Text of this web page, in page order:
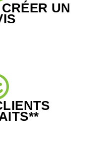
UN